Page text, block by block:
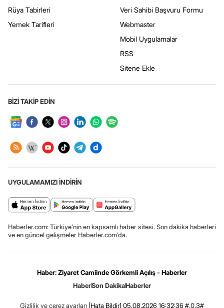
Rüya Tabirleri
Yemek Tarifleri
Veri Sahibi Başvuru Formu
Webmaster
Mobil Uygulamalar
RSS
Sitene Ekle
BİZİ TAKİP EDİN
UYGULAMAMIZI İNDİRİN
Haberler.com: Türkiye’nin en kapsamlı haber sitesi. Son dakika haberleri
ve en güncel gelişmeler Haberler.com’da.
Haber: Ziyaret Camiinde Görkemli Açılış - Haberler
HaberSon DakikaHaberler
Gizlilik ve çerez ayarları [Hata Bildir] 05.08.2026 16:32:36 #.0.3#